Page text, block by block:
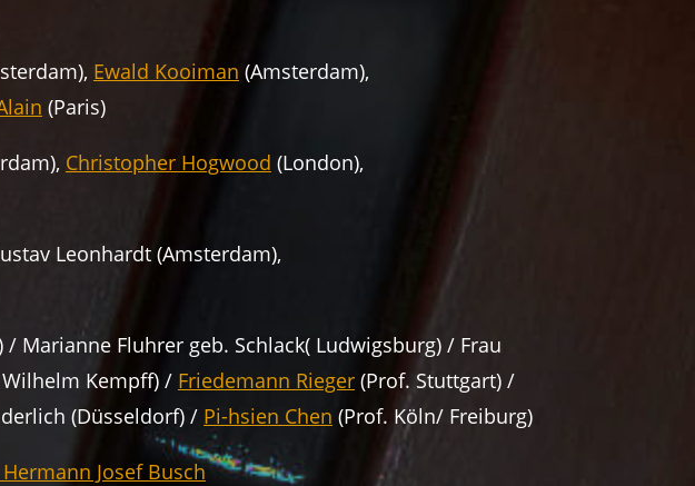
Ewald Kooiman (Amsterdam),
(Paris)
Christopher Hogwood (London),
Leonhardt (Amsterdam),
/ Marianne Fluhrer geb. Schlack( Ludwigsburg) / Frau
Wilhelm Kempff) / Friedemann Rieger(Prof. Stuttgart) /
(Düsseldorf) / Pi-hsien Chen (Prof. Köln/ Freiburg)
Josef Busch